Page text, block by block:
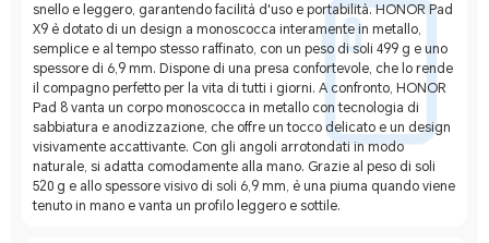
snello e leggero, garantendo facilità d'uso e portabilità. HONOR Pad
X9 è dotato di un design a monoscocca interamente in metallo,
semplice e al tempo stesso raffinato, con un peso di soli 499 g e uno
spessore di 6,9 mm. Dispone di una presa confortevole, che lo rende
il compagno perfetto per la vita di tutti i giorni. A confronto, HONOR
Pad 8 vanta un corpo monoscocca in metallo con tecnologia di
sabbiatura e anodizzazione, che offre un tocco delicato e un design
visivamente accattivante. Con gli angoli arrotondati in modo
naturale, si adatta comodamente alla mano. Grazie al peso di soli
520 g e allo spessore visivo di soli 6,9 mm, è una piuma quando viene
tenuto in mano e vanta un profilo leggero e sottile.